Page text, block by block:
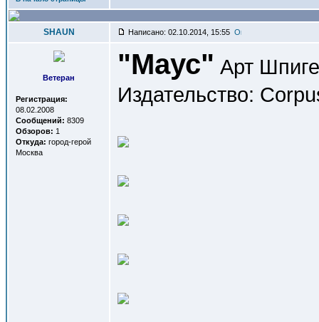
SHAUN Написано: 02.10.2014, 15:55
Ветеран
Регистрация:
08.02.2008
Сообщений: 8309
Обзоров: 1
Откуда: город-герой
Москва
"Маус" Арт
Издательство: